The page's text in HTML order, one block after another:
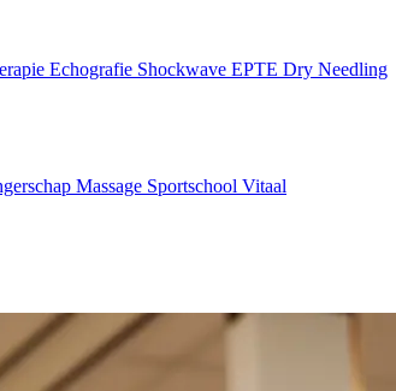
Echografie Shockwave EPTE Dry Needling
Massage Sportschool Vitaal